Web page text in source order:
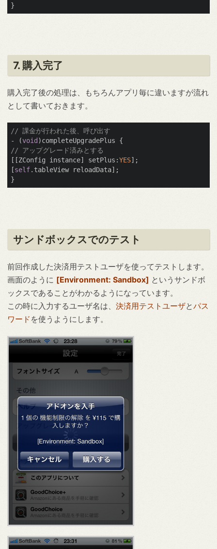
7. 購入完了
購入完了後の処理は、もちろんアプリ毎に違いますが流れ
として書いておきます。
// 課金が行われた後、呼び出す
- (void
// アップグレード済みとする
[[ZConfig instance] setPlus:YES];
[self.tableView reloadData];
サンドボックスでのテスト
前回作成した決済用テストユーザを使ってテストします。
画面のように [Environment: Sandbox] というサンドボ
ックスであることがわかるようになっています。
この時に入力するユーザ名は、 決済用テストユーザとパス
ワード を使うようにします。